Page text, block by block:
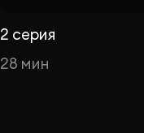
2 серия
28 мин